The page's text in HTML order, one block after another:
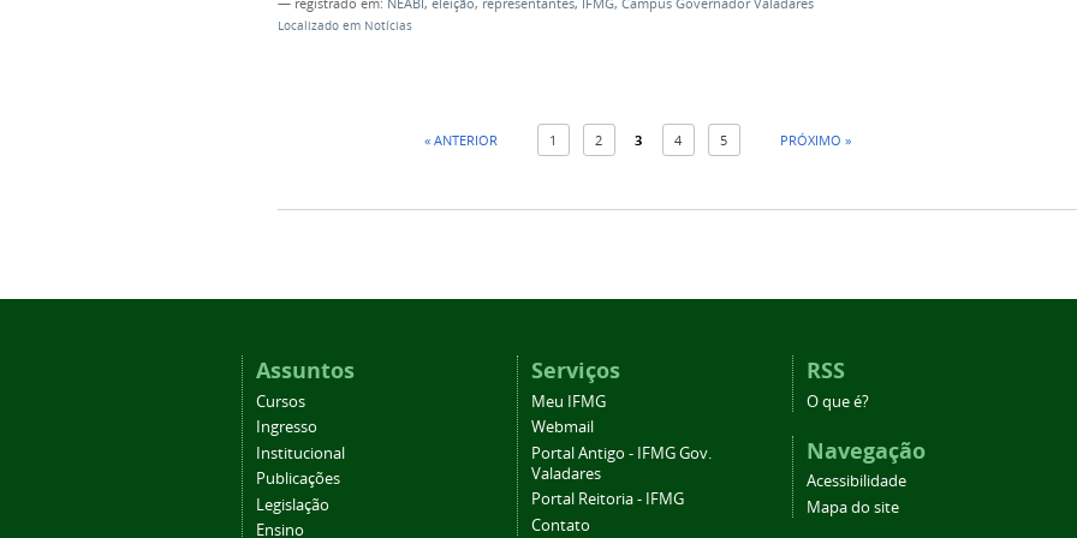
— registrado em: NEABI, eleição, representantes, IFMG, Campus Governador Valadares
Localizado em Notícias
« ANTERIOR 1 2 3 4 5 PRÓXIMO »
Assuntos
Cursos
Ingresso
Institucional
Publicações
Legislação
Ensino
Serviços
Meu IFMG
Webmail
Portal Antigo - IFMG Gov.
Valadares
Portal Reitoria - IFMG
Contato
RSS
O que é?
Navegação
Acessibilidade
Mapa do site